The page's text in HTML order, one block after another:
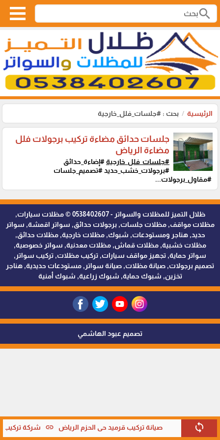
search
الرئيسية بحث : #جلسات_فلل_خارجية
sync صيانة تركيب قرميد حي الحزم الرياض link شركة تركيب
جلسات حدائق مضاءة تركيب برجولات فلل
مضاءة الرياض
#جلسات_فلل_خارجية#إضاءة_حدائق
#برجولات_خشب_حديد #تصميم_جلسات
#مقاول_برجولات...
ظلال التميز للمظلات والسواتر - 0538402607 © مظلات سيارات,
مظلات مواقف, مظلات جلسات, برجولات حدائق, سواتر اقمشة, سواتر
حديد, هناجر ومستودعات, شبوك, مظلات خارجية, مظلات حدائق,
مظلات خشبية, مظلات قماش, مظلات معدنية, سواتر خصوصية,
سواتر حماية, تجهيز مواقف سيارات, تركيب مظلات, تركيب سواتر,
تصميم برجولات, صيانة مظلات, صيانة سواتر, مستودعات حديدية, هناجر
تخزين, شبوك حماية, شبوك زراعية, شبوك أمنية
تصميم عبود الهاشمي